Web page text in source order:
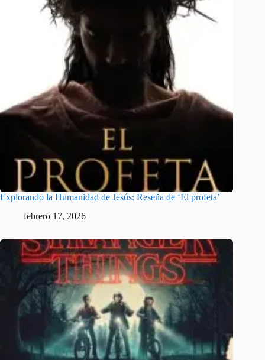
Explorando la Humanidad de Jesús: Reseña de ‘El profeta’
febrero 17, 2026